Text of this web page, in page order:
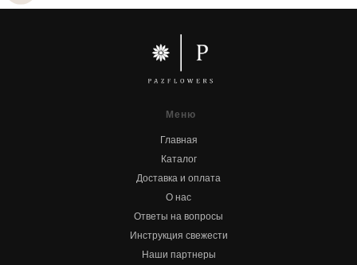
Меню
Главная
Каталог
Доставка и оплата
О нас
Ответы на вопросы
Инструкция свежести
Наши партнеры